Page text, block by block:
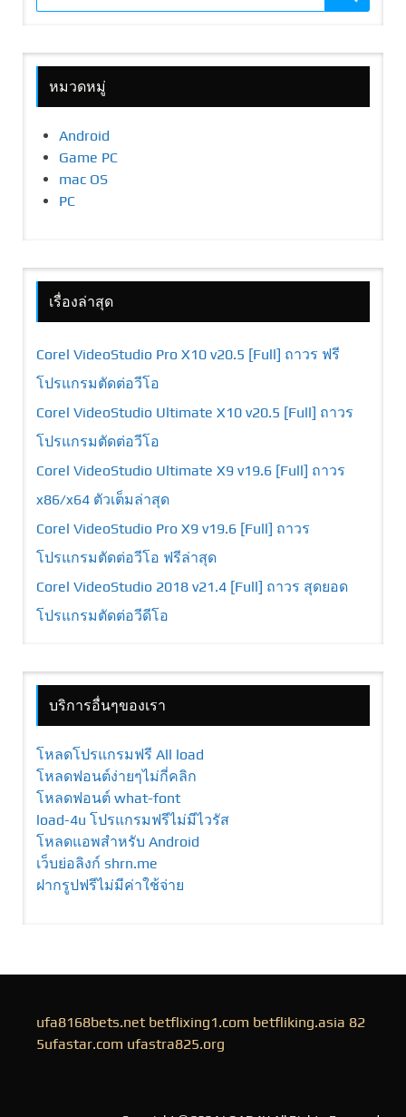
หมวดหมู่
Android
Game PC
mac OS
PC
เรื่องล่าสุด
Corel VideoStudio Pro X10 v20.5 [Full] ถาวร ฟรี
โปรแกรมตัดต่อวีโอ
Corel VideoStudio Ultimate X10 v20.5 [Full] ถาวร
โปรแกรมตัดต่อวีโอ
Corel VideoStudio Ultimate X9 v19.6 [Full] ถาวร
x86/x64 ตัวเต็มล่าสุด
Corel VideoStudio Pro X9 v19.6 [Full] ถาวร
โปรแกรมตัดต่อวีโอ ฟรีล่าสุด
Corel VideoStudio 2018 v21.4 [Full] ถาวร สุดยอด
โปรแกรมตัดต่อวีดีโอ
บริการอื่นๆของเรา
โหลดโปรแกรมฟรี All load
โหลดฟอนต์ง่ายๆไม่กี่คลิก
โหลดฟอนต์ what-font
load-4u โปรแกรมฟรีไม่มีไวรัส
โหลดแอพสำหรับ Android
เว็บย่อลิงก์ shrn.me
ฝากรูปฟรีไม่มีค่าใช้จ่าย
ufa8168bets.net betflixing1.com betfliking.asia 82
5ufastar.com ufastra825.org